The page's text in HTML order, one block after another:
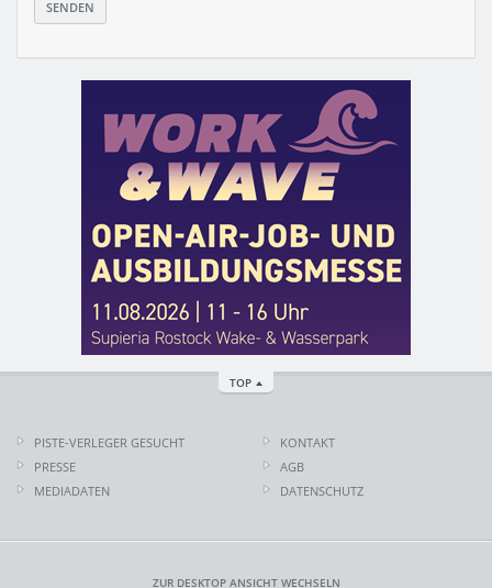
TOP
PISTE-VERLEGER GESUCHT
PRESSE
MEDIADATEN
KONTAKT
AGB
DATENSCHUTZ
ZUR DESKTOP ANSICHT WECHSELN